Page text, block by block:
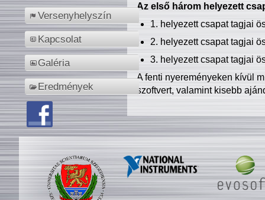
Versenyhelyszín
Kapcsolat
Galéria
Eredmények
Az első három helyezett
1. helyezett csapat tagjai
2. helyezett csapat tagjai
3. helyezett csapat tagjai
A fenti nyereményeken kívül
szoftvert, valamint kisebb